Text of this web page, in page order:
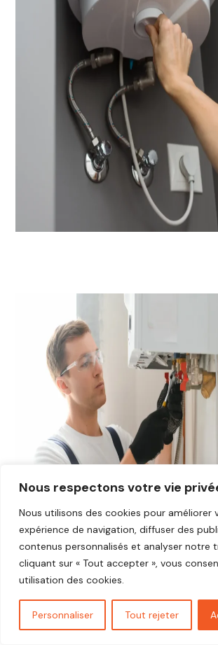
Nous respectons votre vie
Nous utilisons des cookies pour améliorer
expérience de navigation, diffuser des
contenus personnalisés et analyser notre
cliquant sur « Tout accepter », vous
utilisation des cookies.
Personnaliser Tout rejeter
Vous cherchez un plombier fiable et
92800?